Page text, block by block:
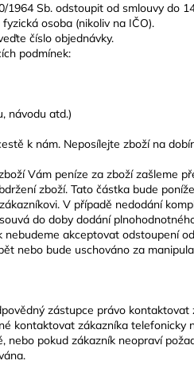
1964 Sb. odstoupit od smlouvy do
osoba (nikoliv na IČO).
číslo objednávky.
podmínek:
návodu atd.)
k nám. Neposílejte zboží na
Vám peníze za zboží zašleme
zboží. Tato částka bude
V případě nedodání
do doby dodání
akceptovat odstoupení
nebo bude uschováno za
zástupce právo kontaktovat
kontaktovat zákazníka telefonicky
nebo pokud zákazník neopraví